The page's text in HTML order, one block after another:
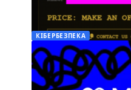
КІБЕРБЕЗПЕКА